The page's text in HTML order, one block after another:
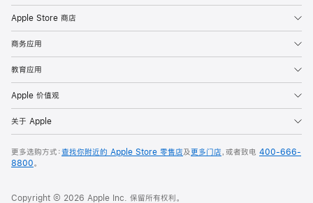
Apple Store 商店
商务应用
教育应用
Apple 价值观
关于 Apple
更多选购方式：查找你附近的 Apple Store 零售店及更多门店，或者致电 400-666-
8800。
Copyright © 2026 Apple Inc. 保留所有权利。